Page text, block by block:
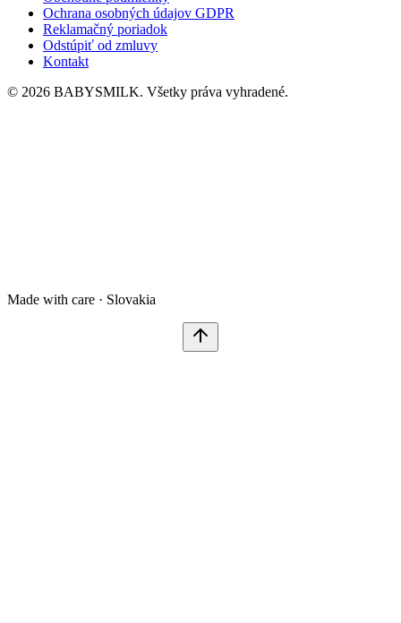
Ochrana osobných údajov GDPR
Reklamačný poriadok
Odstúpiť od zmluvy
Kontakt
© 2026 BABYSMILK. Všetky práva vyhradené.
Made with care · Slovakia